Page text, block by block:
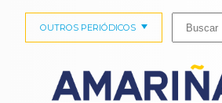
OUTROS PERIÓDICOS